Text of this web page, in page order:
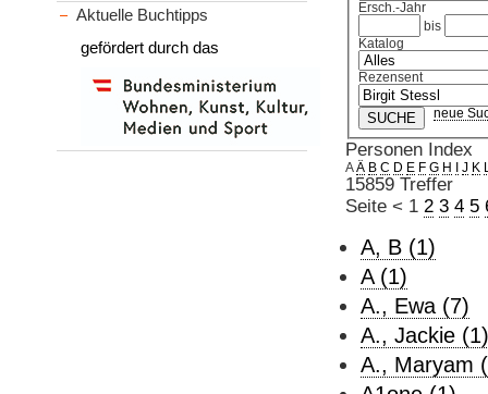
Ersch.-Jahr
bis
Katalog
Rezensent
neue
Personen Index
A Ä B C D E F G H J K
15859 Treffer
Seite < 1 2 3 4 5
A, B (1)
A (1)
A., Ewa (7)
A., Jackie (1)
A., Maryam
Aktuelle Buchtipps
gefördert durch das